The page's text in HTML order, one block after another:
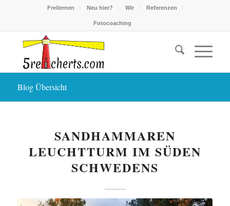
Freilernen Neu hier? Wir Referenzen
Fotocoaching
Blog Übersicht
SANDHAMMAREN
LEUCHTTURM IM SÜDEN
SCHWEDENS